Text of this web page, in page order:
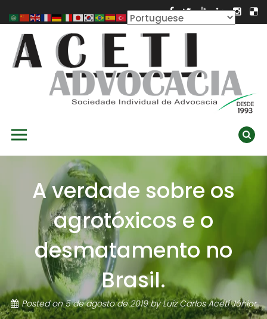
to
content
A verdade sobre os
agrotóxicos e o
desmatamento no
Brasil.
Posted on5 de agosto de 2019byLuiz Carlos Aceti Júnior